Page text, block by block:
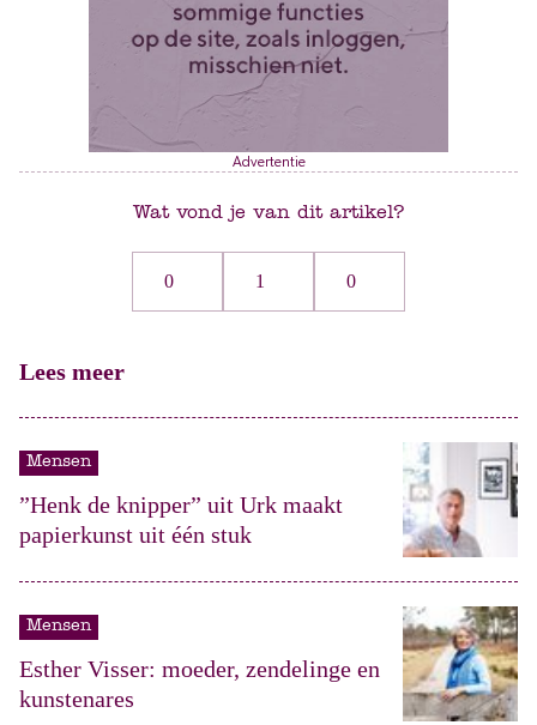
Advertentie
Wat vond je van dit artikel?
0 1 0
Lees meer
Mensen
”Henk de knipper” uit Urk maakt
papierkunst uit één stuk
Mensen
Esther Visser: moeder, zendelinge en
kunstenares